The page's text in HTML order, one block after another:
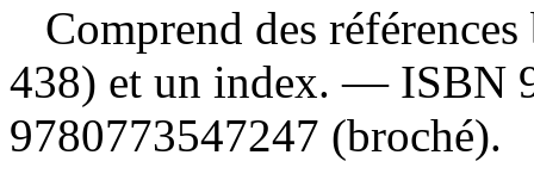
Comprend des
438) et un index. — ISBN
9780773547247 (broché).